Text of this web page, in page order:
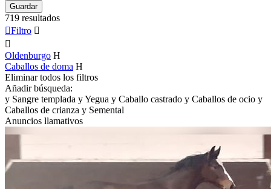
Guardar
719 resultados
Filtro 

Oldenburgo H
Caballos de doma H
Eliminar todos los filtros
Añadir búsqueda:
y Sangre templada yYegua y Caballo castrado y Caballos de ocio y
Caballos de crianza y Semental
Anuncios llamativos